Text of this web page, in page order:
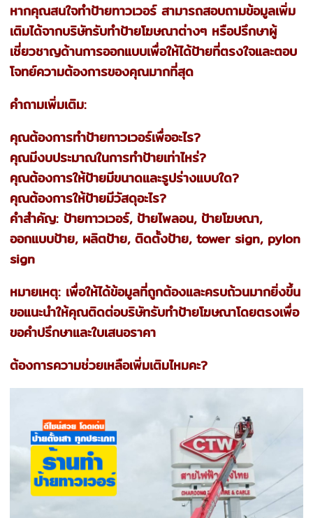
หากคุณสนใจทำป้ายทาวเวอร์ สามารถสอบถามข้อมูลเพิ่ม
เติมได้จากบริษัทรับทำป้ายโฆษณาต่างๆ หรือปรึกษาผู้
เชี่ยวชาญด้านการออกแบบเพื่อให้ได้ป้ายที่ตรงใจและตอบ
โจทย์ความต้องการของคุณมากที่สุด
คำถามเพิ่มเติม:
คุณต้องการทำป้ายทาวเวอร์เพื่ออะไร?
คุณมีงบประมาณในการทำป้ายเท่าไหร่?
คุณต้องการให้ป้ายมีขนาดและรูปร่างแบบใด?
คุณต้องการให้ป้ายมีวัสดุอะไร?
คำสำคัญ: ป้ายทาวเวอร์, ป้ายไพลอน, ป้ายโฆษณา,
ออกแบบป้าย, ผลิตป้าย, ติดตั้งป้าย, tower sign, pylon
sign
หมายเหตุ: เพื่อให้ได้ข้อมูลที่ถูกต้องและครบถ้วนมากยิ่งขึ้น
ขอแนะนำให้คุณติดต่อบริษัทรับทำป้ายโฆษณาโดยตรงเพื่อ
ขอคำปรึกษาและใบเสนอราคา
ต้องการความช่วยเหลือเพิ่มเติมไหมคะ?